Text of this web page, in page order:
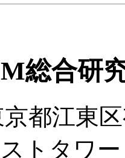
総合研
京都江東
トタワ